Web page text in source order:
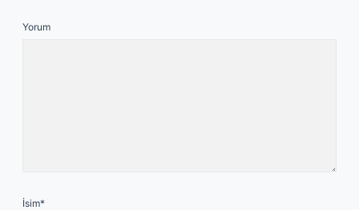
Yorum
İsim*